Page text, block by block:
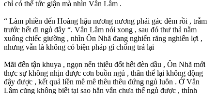
chỉ có thể tức giận mà nhìn Vân Lâm .
“ Làm phiền đến Hoàng hậu nương nương phải gác đêm rồi , trẫm
trước hết đi ngủ đây “. Vân Lâm nói xong , sau đó thư thả nằm
xuống chiếc giường , nhìn Ôn Nhã đang nghiến răng nghiến lợi ,
nhưng vẫn là không có biện pháp gì chống trả lại
Mãi đến tận khuya , ngọn nến thiêu đốt hết đèn dầu , Ôn Nhã mới
thực sự không nhịn được cơn buồn ngủ , thân thể lại không động
đậy được , kết quả liền mê mê thêu thêu đứng ngủ luôn . Ở Vân
Lâm cũng không biết tại sao hắn vẫn chưa thể ngủ được , thỉnh